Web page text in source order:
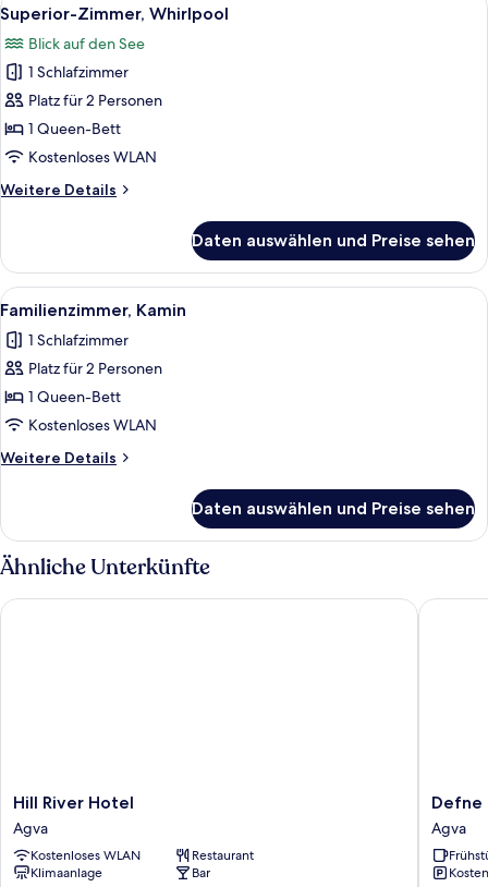
Queen-
Bett,
Flussblick
Fotos
für
Superior-
Zimmer,
Whirlpool
anzeigen
4
Superior-Zimmer, Whirlpool
Blick auf den See
1 Schlafzimmer
Platz für 2 Personen
1 Queen-Bett
Kostenloses WLAN
Weitere Details
Weitere
Zimmer,
Whirlpool
Daten auswählen und Preise sehen
Alle
Fotos
für
Familienzimmer,
Kamin
anzeigen
Familienzimmer, Kamin | Minibar,
6
Familienzimmer, Kamin
1 Schlafzimmer
Platz für 2 Personen
1 Queen-Bett
Kostenloses WLAN
Weitere Details
Weitere
Kamin
Daten auswählen und Preise sehen
Ähnliche Unterkünfte
Hill
River
Hotel
Agva
Hill River Hotel
Agva
Kostenloses WLAN
Restaurant
Klimaanlage
Bar
Hill River Hotel
Defne
Hotel
Agva
Defne
Agva
Defne